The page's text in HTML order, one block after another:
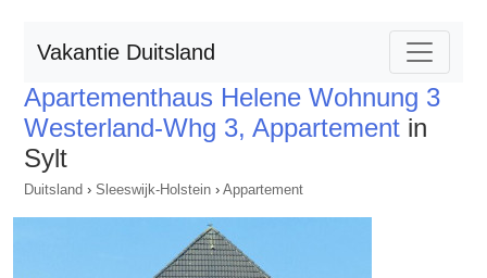
Vakantie Duitsland
Apartementhaus Helene Wohnung 3
Westerland-Whg 3, Appartement in
Sylt
Duitsland › Sleeswijk-Holstein › Appartement